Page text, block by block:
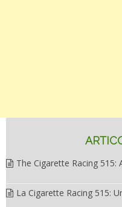
The Cigarette Racing
La Cigarette Racing 515: